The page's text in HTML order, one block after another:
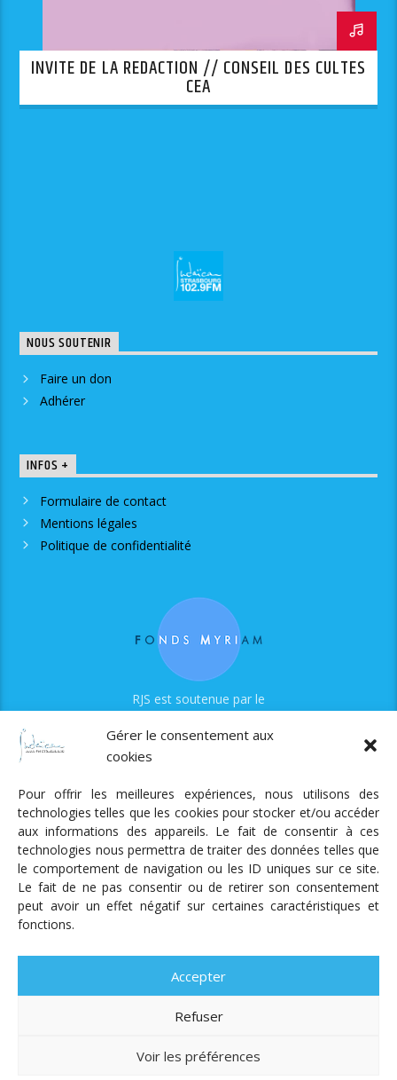
Gérer le consentement aux
cookies
Pour offrir les meilleures expériences, nous utilisons des
technologies telles que les cookies pour stocker et/ou accéder
aux informations des appareils. Le fait de consentir à ces
technologies nous permettra de traiter des données telles que
le comportement de navigation ou les ID uniques sur ce site.
Le fait de ne pas consentir ou de retirer son consentement
peut avoir un effet négatif sur certaines caractéristiques et
fonctions.
Accepter
Refuser
Voir les préférences
INVITE DE LA REDACTION // CONSEIL DES CULTES
CEA
NOUS SOUTENIR
Faire un don
Adhérer
INFOS +
Formulaire de contact
Mentions légales
Politique de confidentialité
RJS est soutenue par le
Radio Judaica Strasbourg
Tous droits réservés
RADIO JUDAÏCA
ÉMISSIONS ET GRILLE DES PROGRAMMES
PODCASTS
UN DON
ADHÉRER MENTIONS LÉGALES
RÉAL.